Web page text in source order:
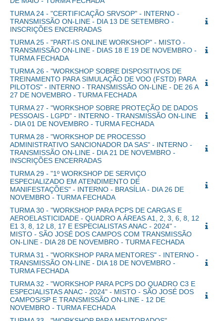
TURMA 24 - "CERTIFICAÇÃO SRVSOP" - INTERNO -
TRANSMISSÃO ON-LINE - DIA 13 DE SETEMBRO -
INSCRIÇÕES ENCERRADAS
TURMA 25 - "PART-IS ONLINE WORKSHOP" - MISTO -
TRANSMISSÃO ON-LINE - DIAS 18 E 19 DE NOVEMBRO -
TURMA FECHADA
TURMA 26 - "WORKSHOP SOBRE DISPOSITIVOS DE
TREINAMENTO PARA SIMULAÇÃO DE VOO (FSTD) PARA
PILOTOS" - INTERNO - TRANSMISSÃO ON-LINE - DE 26 A
27 DE NOVEMBRO - TURMA FECHADA
TURMA 27 - "WORKSHOP SOBRE PROTEÇÃO DE DADOS
PESSOAIS - LGPD" - INTERNO - TRANSMISSÃO ON-LINE
- DIA 01 DE NOVEMBRO - TURMA FECHADA
TURMA 28 - "WORKSHOP DE PROCESSO
ADMINISTRATIVO SANCIONADOR DA SAS" - INTERNO -
TRANSMISSÃO ON-LINE - DIA 21 DE NOVEMBRO -
INSCRIÇÕES ENCERRADAS
TURMA 29 - "1º WORKSHOP DE SERVIÇO
ESPECIALIZADO EM ATENDIMENTO DE
MANIFESTAÇÕES" - INTERNO - BRASÍLIA - DIA 26 DE
NOVEMBRO - TURMA FECHADA
TURMA 30 - "WORKSHOP PARA PCPS DE CARGAS E
AEROELASTICIDADE - QUADRO A ÁREAS A1, 2, 3, 6, 8, 12
E1 3, 8, 12 L8, 17 E ESPECIALISTAS ANAC - 2024" -
MISTO - SÃO JOSÉ DOS CAMPOS COM TRANSMISSÃO
ON-LINE - DIA 28 DE NOVEMBRO - TURMA FECHADA
TURMA 31 - "WORKSHOP PARA MENTORES" - INTERNO -
TRANSMISSÃO ON-LINE - DIA 18 DE NOVEMBRO -
TURMA FECHADA
TURMA 32 - "WORKSHOP PARA PCPS DO QUADRO C3 E
ESPECIALISTAS ANAC - 2024" - MISTO - SÃO JOSÉ DOS
CAMPOS/SP E TRANSMISSÃO ON-LINE - 12 DE
NOVEMBRO - TURMA FECHADA